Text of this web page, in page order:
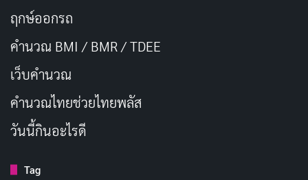
ฤกษ์ออกรถ
คำนวณ BMI / BMR / TDEE
เว็บคํานวณ
คํานวณไทยช่วยไทยพลัส
วันนี้กินอะไรดี
Tag